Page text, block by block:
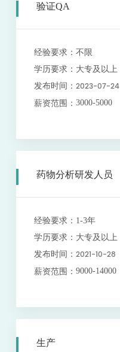
验证QA
经验要求： 不限
学历要求： 大专及以上
发布时间： 2023-07-24
薪资范围： 3000-5000
药物分析研发人员
经验要求： 1-3年
学历要求： 大专及以上
发布时间： 2021-10-28
薪资范围： 9000-14000
生产